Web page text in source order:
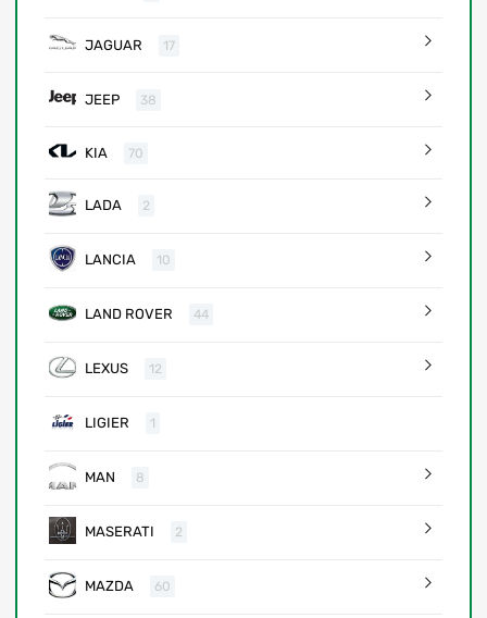
JAGUAR 17
JEEP 38
KIA 70
LADA 2
LANCIA 10
LAND ROVER 44
LEXUS 12
LIGIER 1
MAN 8
MASERATI 2
MAZDA 60